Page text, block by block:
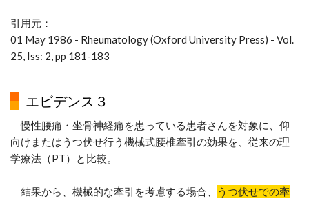
引用元：
01 May 1986 - Rheumatology(Oxford University Press) - Vol.
25, Iss: 2, pp 181-183
エビデンス３
慢性腰痛・坐骨神経痛を患っている患者さんを対象に、仰
向けまたはうつ伏せ行う機械式腰椎牽引の効果を、従来の理
学療法（PT）と比較。
結果から、機械的な牽引を考慮する場合、
うつ伏せでの牽